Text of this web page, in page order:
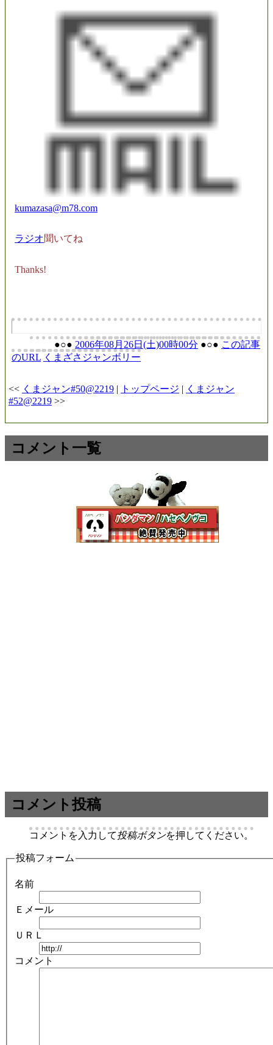
kumazasa@m78.com
ラジオ聞いてね
Thanks!
●○● 2006年08月26日(土)00時00分 ●○● この記事
のURL くまざさジャンボリー
<< くまジャン#50@2219 | トップページ | くまジャン
#52@2219 >>
コメント一覧
コメント投稿
コメントを入力して投稿ボタンを押してください。
投稿フォーム
名前
Ｅメール
ＵＲＬ
コメント